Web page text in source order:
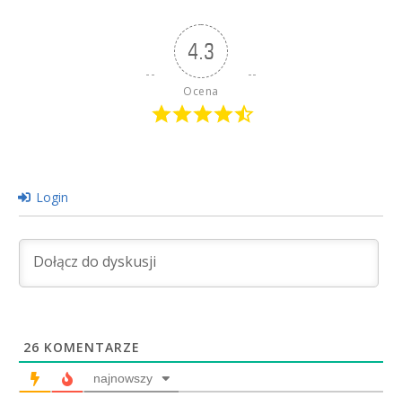
4.3
Ocena
Login
26 KOMENTARZE
najnowszy